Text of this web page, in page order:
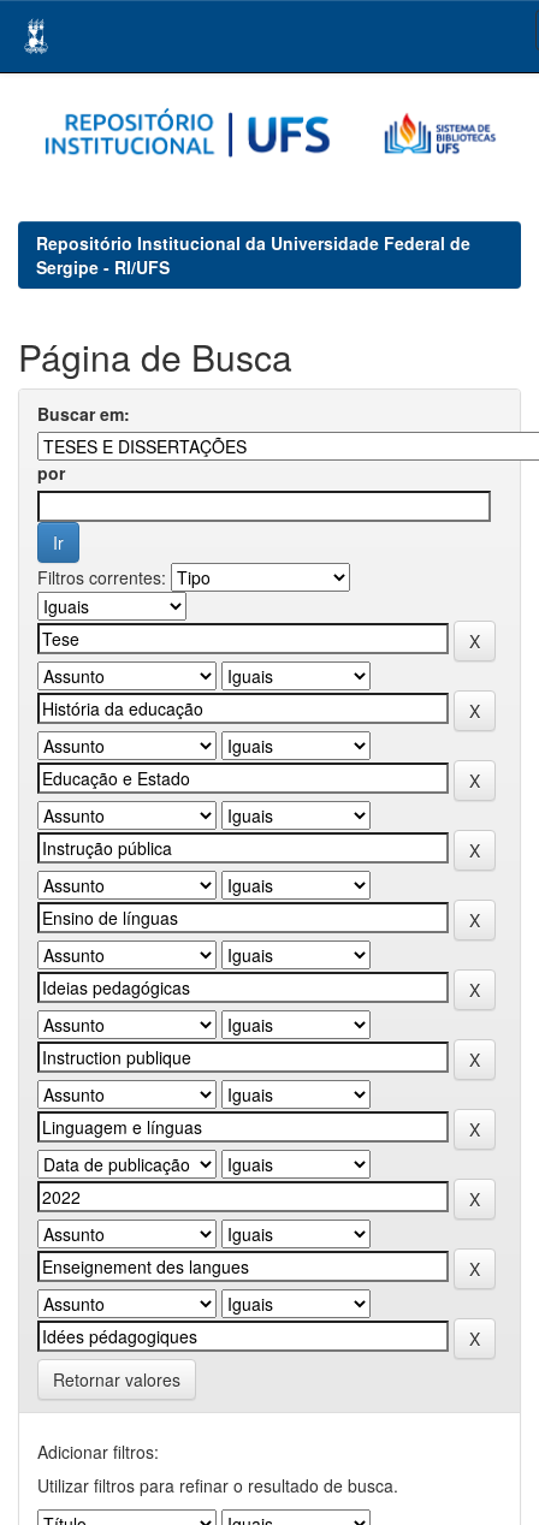
navigation
Repositório Institucional da Universidade Federal de
Sergipe - RI/UFS
Página de Busca
Buscar em:
por
Filtros correntes:
Retornar valores
Adicionar filtros:
Utilizar filtros para refinar o resultado de busca.